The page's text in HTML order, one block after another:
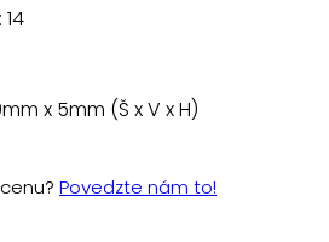
x 5mm (Š x V x H)
Povedzte nám to!